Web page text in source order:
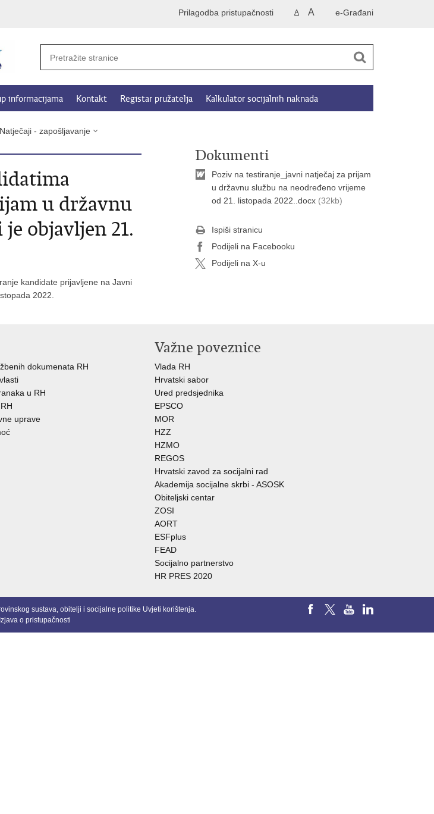
e-Građani
A A
Prilagodba pristupačnosti
informacijama Kontakt Registar pružatelja Kalkulator socijalnih naknada
Natječaji - zapošljavanje
u državnu
objavljen 21.
kandidate prijavljene na Javni
2022.
Dokumenti
Poziv na testiranje_javni natječaj za prijam
u državnu službu na neodređeno vrijeme
od 21. listopada 2022..docx (32kb)
Ispiši stranicu
Podijeli na Facebooku
Podijeli na X-u
dokumenata RH
u RH
uprave
Važne poveznice
Vlada RH
Hrvatski sabor
Ured predsjednika
EPSCO
MOR
HZZ
HZMO
REGOS
Hrvatski zavod za socijalni rad
Akademija socijalne skrbi - ASOSK
Obiteljski centar
ZOSI
AORT
ESFplus
FEAD
Socijalno partnerstvo
HR PRES 2020
sustava, obitelji i socijalne politike Uvjeti korištenja.
Izjava o pristupačnosti